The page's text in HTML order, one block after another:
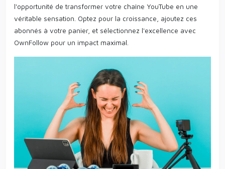
l'opportunité de transformer votre chaîne YouTube en une
véritable sensation. Optez pour la croissance, ajoutez ces
abonnés à votre panier, et sélectionnez l'excellence avec
OwnFollow pour un impact maximal.